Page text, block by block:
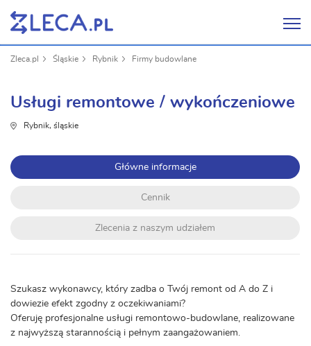
Zleca.pl Śląskie Rybnik Firmy budowlane
Usługi remontowe / wykończeniowe
Rybnik, śląskie
Główne informacje
Cennik
Zlecenia z naszym udziałem
Szukasz wykonawcy, który zadba o Twój remont od A do Z i
dowiezie efekt zgodny z oczekiwaniami?
Oferuję profesjonalne usługi remontowo-budowlane, realizowane
z najwyższą starannością i pełnym zaangażowaniem.